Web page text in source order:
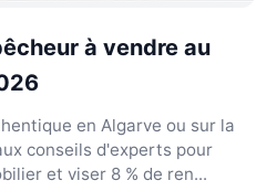
à vendre au
en Algarve ou sur la
conseils d'experts pour
et viser 8 % de ren...